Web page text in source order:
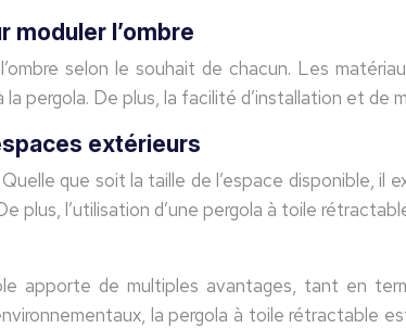
moduler l’ombre
selon le souhait de chacun. Les
pergola. De plus, la facilité d’installation et
extérieurs
que soit la taille de l’espace disponible,
plus, l’utilisation d’une pergola à toile
apporte de multiples avantages, tant en
la pergola à toile rétractable